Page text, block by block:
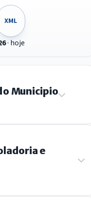
XML
· hoje
Municipio
referentes ao
e